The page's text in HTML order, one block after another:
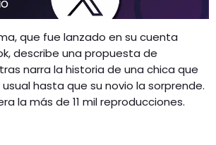
que fue lanzado en su cuenta
describe una propuesta de
narra la historia de una chica que
hasta que su novio la sorprende.
la más de 11 mil reproducciones.